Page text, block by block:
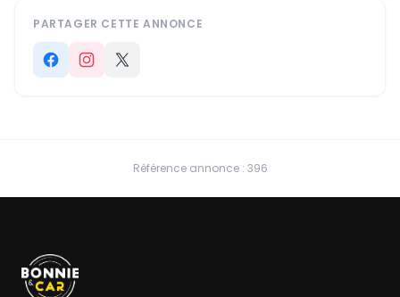
PARTAGER CETTE ANNONCE
Référence annonce : 396